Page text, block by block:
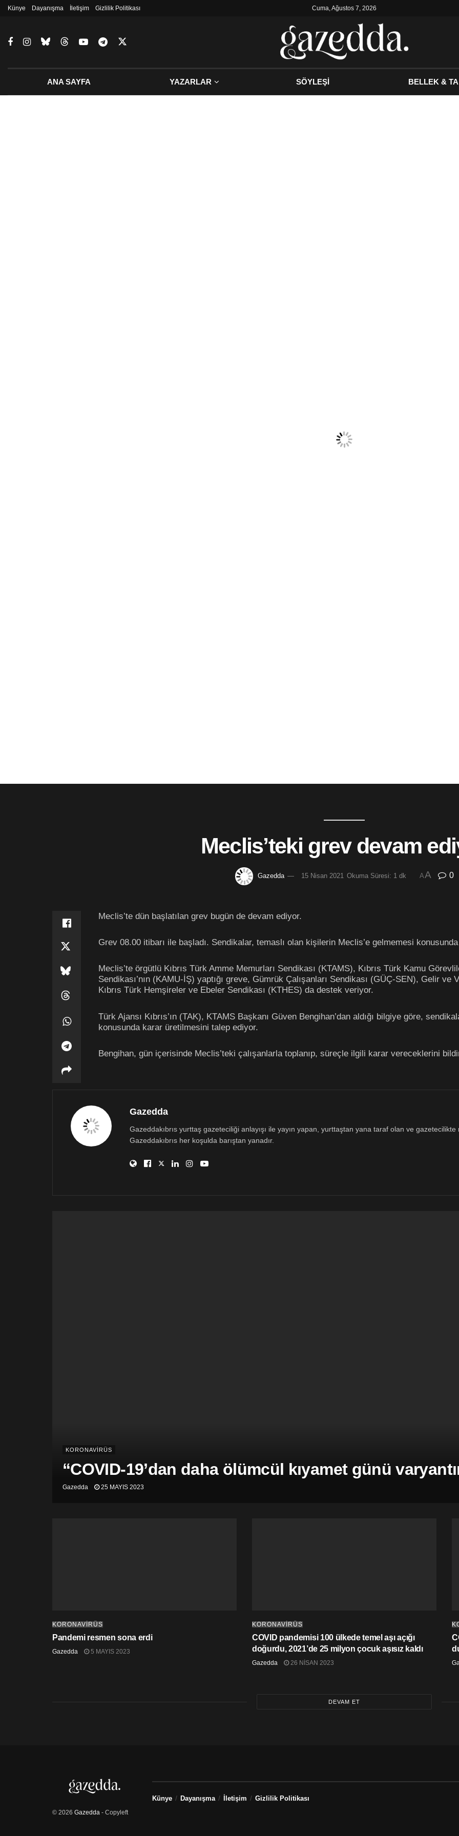
Künye Dayanışma İletişim Gizlilik Politikası Cuma, Ağustos 7, 2026
ANA SAYFA YAZARLAR SÖYLEŞİ BELLEK &
Meclis’teki grev devam
Gazedda 15 Nisan 2021 Okuma Süresi: 1 dk AA 0
Meclis’te dün başlatılan grev bugün de devam ediyor.
Grev 08.00 itibarı ile başladı. Sendikalar, temaslı olan kişilerin Meclis’e gelmemesi
Meclis’te örgütlü Kıbrıs Türk Amme Memurları Sendikası (KTAMS), Kıbrıs Türk Kamu
Sendikası’nın (KAMU-İŞ) yaptığı greve, Gümrük Çalışanları Sendikası (GÜÇ-SEN), Gelir
Kıbrıs Türk Hemşireler ve Ebeler Sendikası (KTHES) da destek veriyor.
Türk Ajansı Kıbrıs’ın (TAK), KTAMS Başkanı Güven Bengihan’dan aldığı bilgiye göre,
konusunda karar üretilmesini talep ediyor.
Bengihan, gün içerisinde Meclis’teki çalışanlarla toplanıp, süreçle ilgili karar vereceklerini
Gazedda
Gazeddakıbrıs yurttaş gazeteciliği anlayışı ile yayın yapan, yurttaştan yana taraf olan ve
Gazeddakıbrıs her koşulda barıştan yanadır.
KORONAVİRÜS
“COVID-19’dan daha ölümcül kıyamet günü
Gazedda 25 MAYIS 2023
KORONAVİRÜS
Pandemi resmen sona erdi
Gazedda 5 MAYIS 2023
KORONAVİRÜS
COVID pandemisi 100 ülkede temel aşı açığı
doğurdu, 2021’de 25 milyon çocuk aşısız kaldı
Gazedda 26 NISAN 2023
DEVAM ET
© 2026 Gazedda - Copyleft
Künye Dayanışma İletişim Gizlilik Politikası